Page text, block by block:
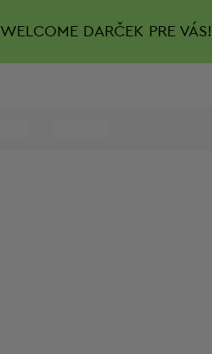
WELCOME DARČEK PRE VÁS!